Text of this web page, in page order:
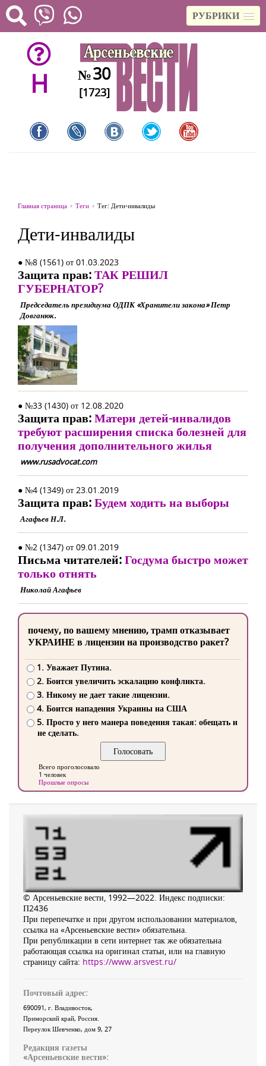
РУБРИКИ
H №30
[1723]
Главная страница Теги Тег: Дети-инвалиды
Дети-инвалиды
● №8 (1561) от 01.03.2023
Защита прав:ТАК РЕШИЛ
ГУБЕРНАТОР?
Председатель президиума ОДПК «Хранители закона» Петр
Довганюк.
● №33 (1430) от 12.08.2020
Защита прав:Матери детей-инвалидов
требуют расширения списка болезней для
получения дополнительного жилья
www.rusadvocat.com
● №4 (1349) от 23.01.2019
Защита прав:Будем ходить на выборы
Агафьев Н.Л.
● №2 (1347) от 09.01.2019
Письма читателей:Госдума быстро может
только отнять
Николай Агафьев
почему, по вашему мнению, трамп отказывает
УКРАИНЕ в лицензии на производство ракет?
1. Уважает Путина.
2. Боится увеличить эскалацию конфликта.
3. Никому не дает такие лицензии.
4. Боится нападения Украины на США
5. Просто у него манера поведения такая: обещать и
не сделать.
Всего проголосовало
1 человек
Прошлые опросы
© Арсеньевские вести, 1992—2022. Индекс подписки:
П2436
При перепечатке и при другом использовании материалов,
ссылка на «Арсеньевские вести» обязательна.
При републикации в сети интернет так же обязательна
работающая ссылка на оригинал статьи, или на главную
страницу сайта: https://www.arsvest.ru/
Почтовый адрес:
690091, г. Владивосток,
Приморский край, Россия
Переулок Шевченко, дом 9, 27
Редакция газеты
«Арсеньевские вести»: